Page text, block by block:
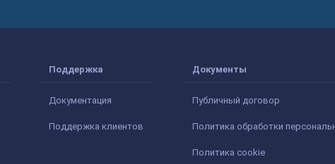
Поддержка
Документация
Поддержка клиентов
Документы
Публичный договор
Политика обработки
Политика cookie